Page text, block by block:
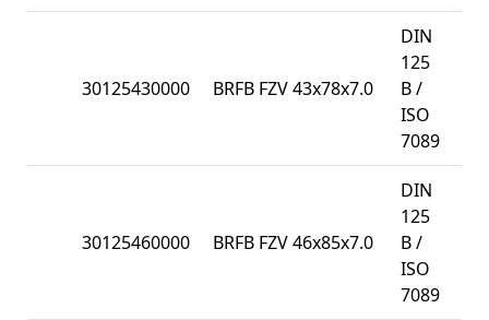
30125430000 BRFB FZV 43x78x7.0
DIN
125
B /
ISO
7089
30125460000 BRFB FZV 46x85x7.0
DIN
125
B /
ISO
7089